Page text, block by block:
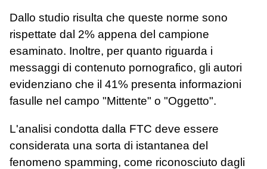
Dallo studio risulta che queste norme sono
rispettate dal 2% appena del campione
esaminato. Inoltre, per quanto riguarda i
messaggi di contenuto pornografico, gli autori
evidenziano che il 41% presenta informazioni
fasulle nel campo "Mittente" o "Oggetto".
L'analisi condotta dalla FTC deve essere
considerata una sorta di istantanea del
fenomeno spamming, come riconosciuto dagli